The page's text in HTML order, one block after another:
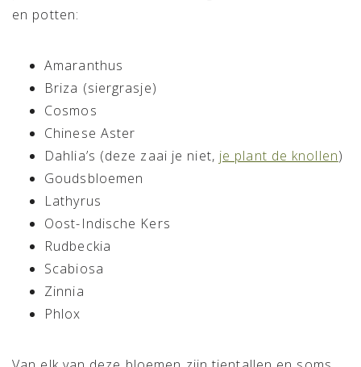
en potten:
Amaranthus
Briza (siergrasje)
Cosmos
Chinese Aster
Dahlia’s (deze zaai je niet, je plant de knollen)
Goudsbloemen
Lathyrus
Oost-Indische Kers
Rudbeckia
Scabiosa
Zinnia
Phlox